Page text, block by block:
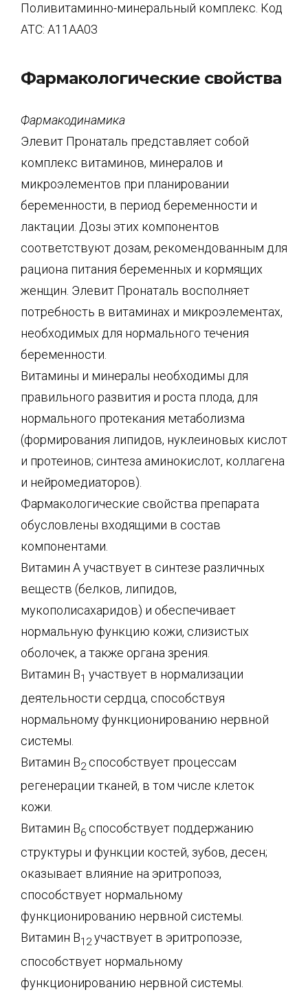
Поливитаминно-минеральный комплекс. Код
АТС: А11АА03
Фармакологические свойства
Фармакодинамика
Элевит Пронаталь представляет собой
комплекс витаминов, минералов и
микроэлементов при планировании
беременности, в период беременности и
лактации. Дозы этих компонентов
соответствуют дозам, рекомендованным для
рациона питания беременных и кормящих
женщин. Элевит Пронаталь восполняет
потребность в витаминах и микроэлементах,
необходимых для нормального течения
беременности.
Витамины и минералы необходимы для
правильного развития и роста плода, для
нормального протекания метаболизма
(формирования липидов, нуклеиновых кислот
и протеинов; синтеза аминокислот, коллагена
и нейромедиаторов).
Фармакологические свойства препарата
обусловлены входящими в состав
компонентами.
Витамин А участвует в синтезе различных
веществ (белков, липидов,
мукополисахаридов) и обеспечивает
нормальную функцию кожи, слизистых
оболочек, а также органа зрения.
Витамин В1 участвует в нормализации
деятельности сердца, способствуя
нормальному функционированию нервной
системы.
Витамин В2 способствует процессам
регенерации тканей, в том числе клеток
кожи.
Витамин В6 способствует поддержанию
структуры и функции костей, зубов, десен;
оказывает влияние на эритропоэз,
способствует нормальному
функционированию нервной системы.
Витамин В12 участвует в эритропоэзе,
способствует нормальному
функционированию нервной системы.